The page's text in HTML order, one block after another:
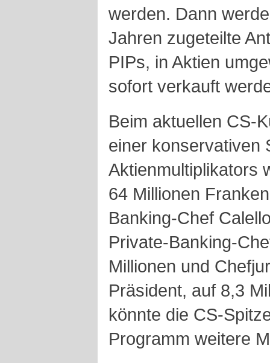
werden. Dann
Jahren zugeteilte
PIPs, in Aktien
sofort verkauft
Beim aktuellen CS-
einer konservativen
Aktienmultiplikators
64 Millionen
Banking-Chef
Private-Banking-
Millionen und
Präsident, auf 8,3
könnte die CS-
Programm weitere